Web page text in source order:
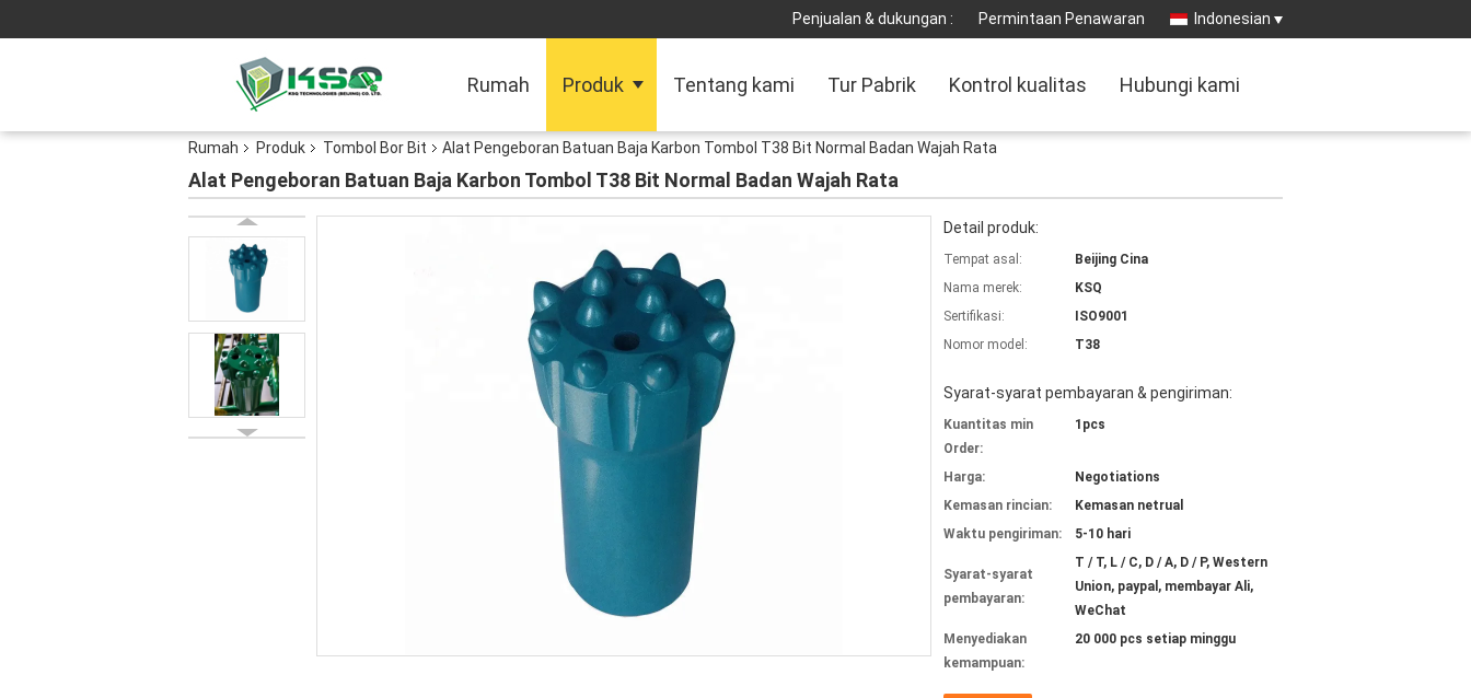
Penjualan & dukungan : Permintaan Penawaran Indonesian
Rumah Produk Tentang kami Tur Pabrik Kontrol kualitas Hubungi kami
Rumah Produk Tombol Bor Bit Alat Pengeboran Batuan Baja Karbon Tombol T38 Bit Normal Badan Wajah Rata
Alat Pengeboran Batuan Baja Karbon Tombol T38 Bit Normal Badan Wajah Rata
Detail produk:
Tempat asal:
Beijing Cina
Nama merek:
KSQ
Sertifikasi:
ISO9001
Nomor model:
T38
Syarat-syarat pembayaran & pengiriman:
Kuantitas min
Order:
1pcs
Harga:
Negotiations
Kemasan rincian:
Kemasan netrual
Waktu pengiriman:
5-10 hari
Syarat-syarat
pembayaran:
T / T, L / C, D / A, D / P, Western
Union, paypal, membayar Ali,
WeChat
Menyediakan
kemampuan:
20 000 pcs setiap minggu